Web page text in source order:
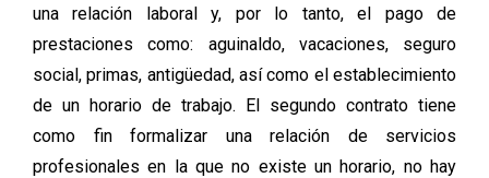
una relación laboral y, por lo tanto, el pago de
prestaciones como: aguinaldo, vacaciones, seguro
social, primas, antigüedad, así como el establecimiento
de un horario de trabajo. El segundo contrato tiene
como fin formalizar una relación de servicios
profesionales en la que no existe un horario, no hay